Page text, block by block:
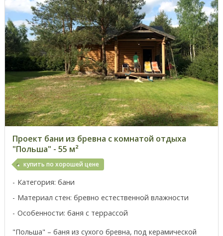
Проект бани из бревна с комнатой отдыха
"Польша" - 55 м²
купить по хорошей цене
Категория: бани
Материал стен: бревно естественной влажности
Особенности: баня с террассой
"Польша" – баня из сухого бревна, под керамической